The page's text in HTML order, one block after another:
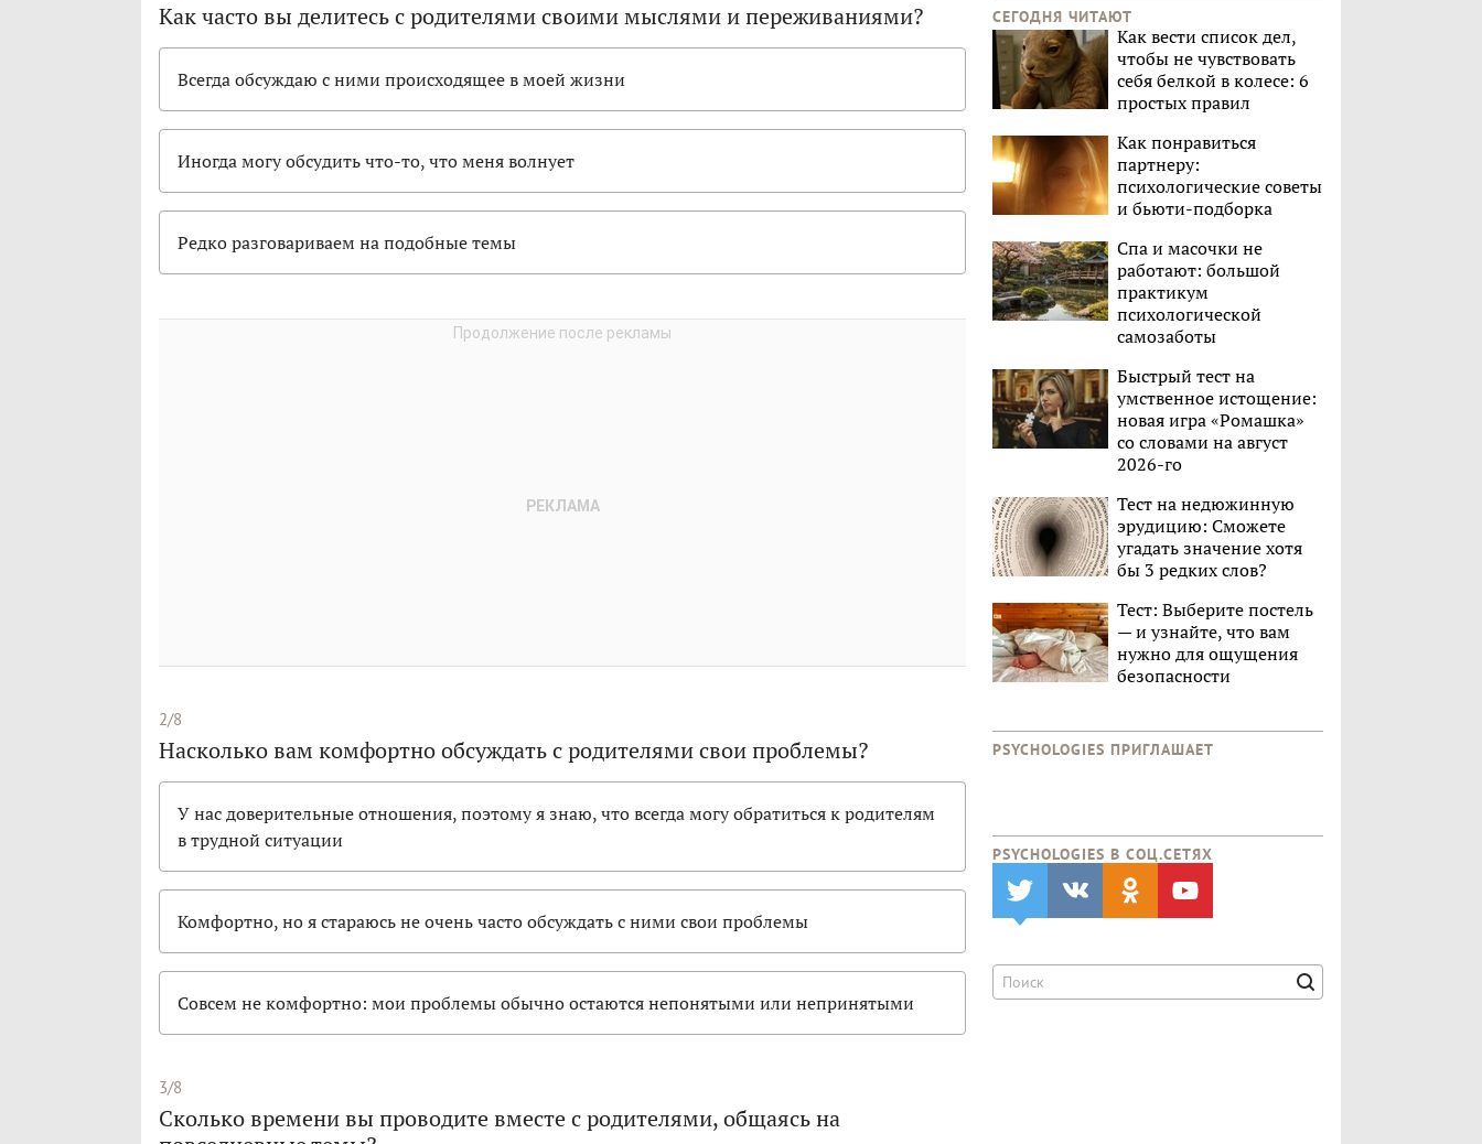
Как часто вы делитесь с родителями своими мыслями и переживаниями?
Всегда обсуждаю с ними происходящее в моей жизни
Иногда могу обсудить что-то, что меня волнует
Редко разговариваем на подобные темы
2/8
Насколько вам комфортно обсуждать с родителями свои проблемы?
У нас доверительные отношения, поэтому я знаю, что всегда могу обратиться к родителям
в трудной ситуации
Комфортно, но я стараюсь не очень часто обсуждать с ними свои проблемы
Совсем не комфортно: мои проблемы обычно остаются непонятыми или непринятыми
3/8
Сколько времени вы проводите вместе с родителями, общаясь на
СЕГОДНЯ ЧИТАЮТ
Как вести список дел,
чтобы не чувствовать
себя белкой в колесе: 6
простых правил
Как понравиться
партнеру:
психологические советы
и бьюти-подборка
Спа и масочки не
работают: большой
практикум
психологической
самозаботы
Быстрый тест на
умственное истощение:
новая игра «Ромашка»
со словами на август
2026-го
Тест на недюжинную
эрудицию: Сможете
угадать значение хотя
бы 3 редких слов?
Тест: Выберите постель
— и узнайте, что вам
нужно для ощущения
безопасности
PSYCHOLOGIES ПРИГЛАШАЕТ
PSYCHOLOGIES В CОЦ.СЕТЯХ